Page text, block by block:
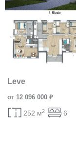
Leve
от 12 096 000 ₽
252 м2 6